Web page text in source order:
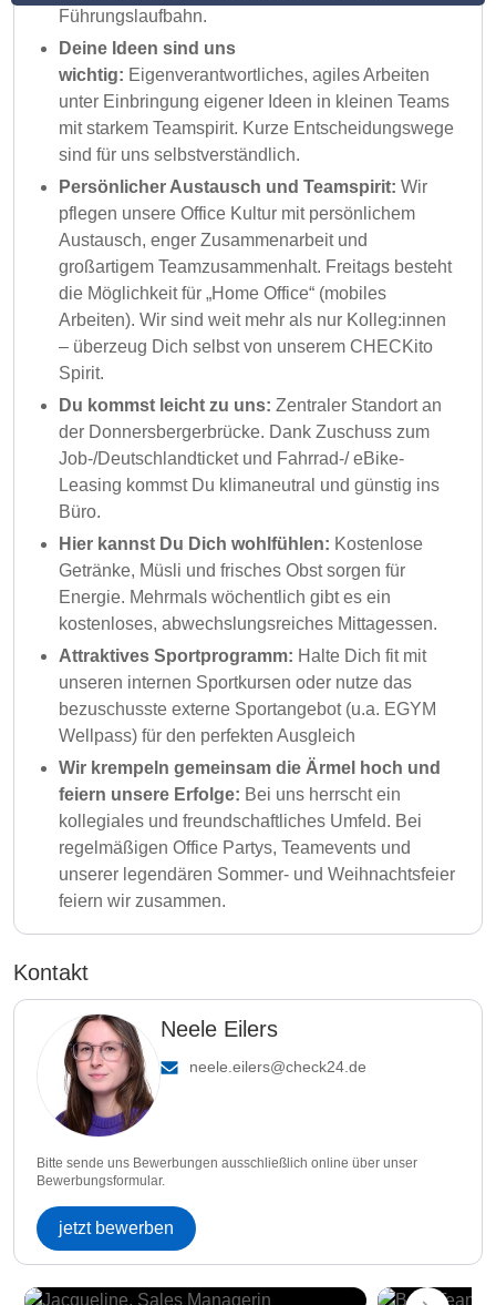
Führungslaufbahn.
Deine Ideen sind uns
wichtig: Eigenverantwortliches, agiles Arbeiten
unter Einbringung eigener Ideen in kleinen Teams
mit starkem Teamspirit. Kurze Entscheidungswege
sind für uns selbstverständlich.
Persönlicher Austausch und Teamspirit: Wir
pflegen unsere Office Kultur mit persönlichem
Austausch, enger Zusammenarbeit und
großartigem Teamzusammenhalt. Freitags besteht
die Möglichkeit für „Home Office“ (mobiles
Arbeiten). Wir sind weit mehr als nur Kolleg:innen
– überzeug Dich selbst von unserem CHECKito
Spirit.
Du kommst leicht zu uns: Zentraler Standort an
der Donnersbergerbrücke. Dank Zuschuss zum
Job-/Deutschlandticket und Fahrrad-/ eBike-
Leasing kommst Du klimaneutral und günstig ins
Büro.
Hier kannst Du Dich wohlfühlen: Kostenlose
Getränke, Müsli und frisches Obst sorgen für
Energie. Mehrmals wöchentlich gibt es ein
kostenloses, abwechslungsreiches Mittagessen.
Attraktives Sportprogramm: Halte Dich fit mit
unseren internen Sportkursen oder nutze das
bezuschusste externe Sportangebot (u.a. EGYM
Wellpass) für den perfekten Ausgleich
Wir krempeln gemeinsam die Ärmel hoch und
feiern unsere Erfolge: Bei uns herrscht ein
kollegiales und freundschaftliches Umfeld. Bei
regelmäßigen Office Partys, Teamevents und
unserer legendären Sommer- und Weihnachtsfeier
feiern wir zusammen.
Kontakt
Neele Eilers
neele.eilers@check24.de
Bitte sende uns Bewerbungen ausschließlich online über unser
Bewerbungsformular.
jetzt bewerben